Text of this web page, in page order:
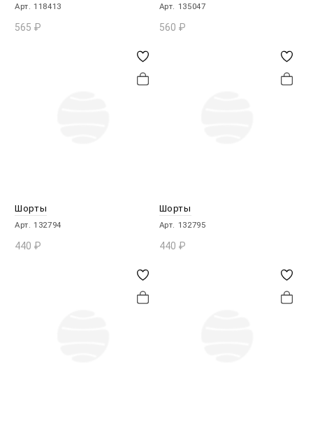
Арт. 118413
565 ₽
Арт. 135047
560 ₽
Шорты
Арт. 132794
440 ₽
Шорты
Арт. 132795
440 ₽